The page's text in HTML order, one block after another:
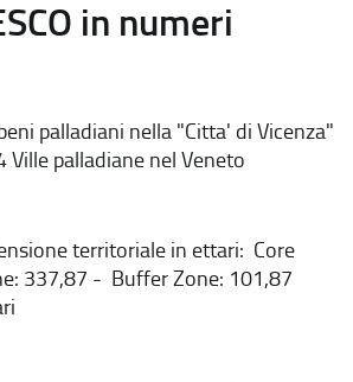
in numeri
palladiani nella "Citta' di Vicenza"
Ville palladiane nel Veneto
territoriale in ettari: Core
337,87 - Buffer Zone: 101,87